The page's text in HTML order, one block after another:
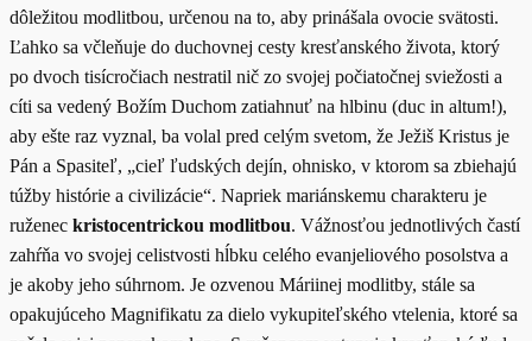
dôležitou modlitbou, určenou na to, aby prinášala ovocie svätosti.
Ľahko sa včleňuje do duchovnej cesty kresťanského života, ktorý
po dvoch tisícročiach nestratil nič zo svojej počiatočnej sviežosti a
cíti sa vedený Božím Duchom zatiahnuť na hlbinu (duc in altum!),
aby ešte raz vyznal, ba volal pred celým svetom, že Ježiš Kristus je
Pán a Spasiteľ, „cieľ ľudských dejín, ohnisko, v ktorom sa zbiehajú
túžby histórie a civilizácie“. Napriek mariánskemu charakteru je
ruženec kristocentrickou modlitbou. Vážnosťou jednotlivých častí
zahŕňa vo svojej celistvosti hĺbku celého evanjeliového posolstva a
je akoby jeho súhrnom. Je ozvenou Máriinej modlitby, stále sa
opakujúceho Magnifikatu za dielo vykupiteľského vtelenia, ktoré sa